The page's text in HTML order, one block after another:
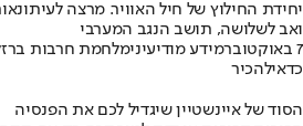
יחידת החילוץ של חיל האוויר. מרצה
ואב לשלושה, תושב הנגב המערבי
7 באוקטובר
מידע מודיעינימלחמת חרבות
כדאילהכיר
הסוד של איינשטיין שיגדיל לכם את הפנסיה